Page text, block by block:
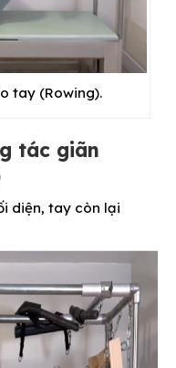
tay (Rowing).
tác giãn
diện, tay còn lại